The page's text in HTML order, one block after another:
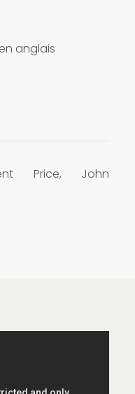
anglais
Price, John